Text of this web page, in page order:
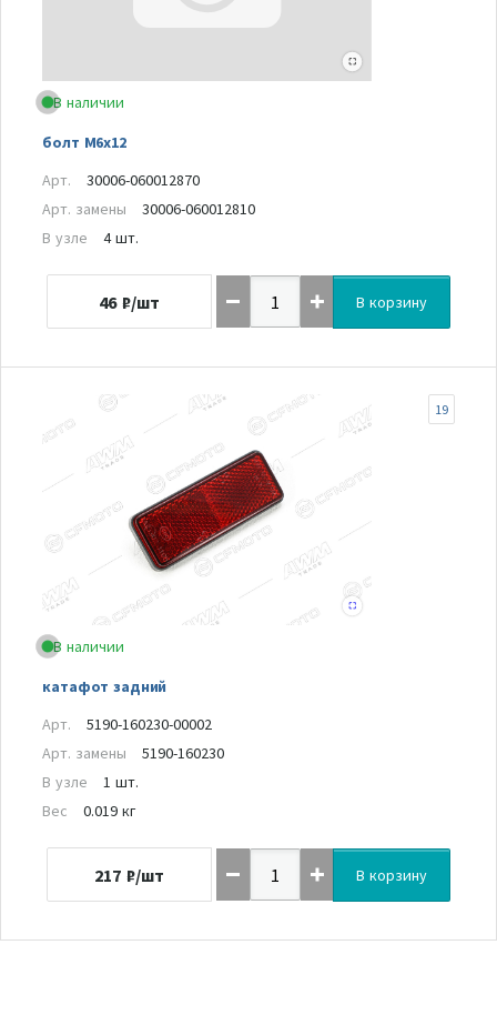
В наличии
болт М6х12
Арт.
30006-060012870
Арт. замены
30006-060012810
В узле
4 шт.
46 ₽/шт В корзину
В наличии
катафот задний
19
Арт.
5190-160230-00002
Арт. замены
5190-160230
В узле
1 шт.
Вес
0.019 кг
217 ₽/шт В корзину